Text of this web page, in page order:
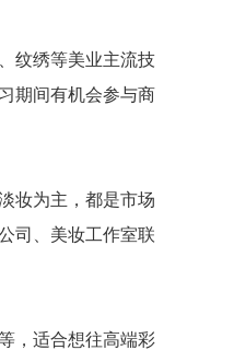
纹绣等美业主流技
期间有机会参与商
妆为主，都是市场
司、美妆工作室联
，适合想往高端彩